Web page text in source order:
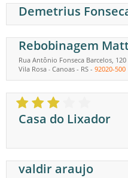
Demetrius
Rebobinagem
Rua Antônio Fonseca Barcelos, 120
Vila Rosa - Canoas - RS - 92020-500
Casa do Lixador
valdir araujo